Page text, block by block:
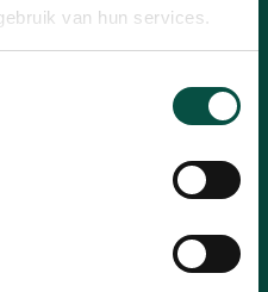
van hun services.
ontwikkelingen met